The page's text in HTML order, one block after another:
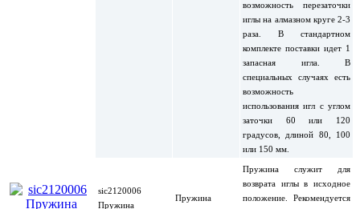
возможность перезаточки
иглы на алмазном круге 2-3
раза. В стандартном
комплекте поставки идет 1
запасная игла. В
специальных случаях есть
возможность
использования игл с углом
заточки 60 или 120
градусов, длиной 80, 100
или 150 мм.
sic2120006
Пружина
Пружина
Пружина служит для
возврата иглы в исходное
положение. Рекомендуется